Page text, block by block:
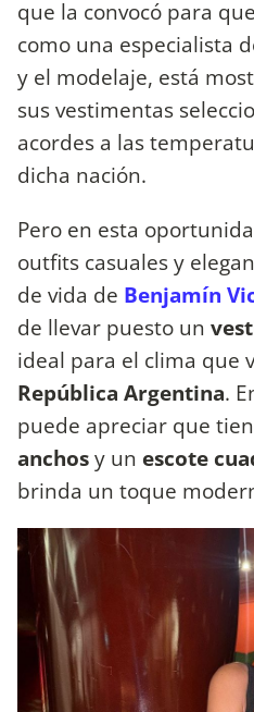
que la convocó para
como una especialista
y el modelaje, está
sus vestimentas
acordes a las
dicha nación.
Pero en esta
outfits casuales y
de vida de Benjamín
de llevar puesto un
ideal para el clima que
República Argentina.
puede apreciar que
anchosy un escote
brinda un toque